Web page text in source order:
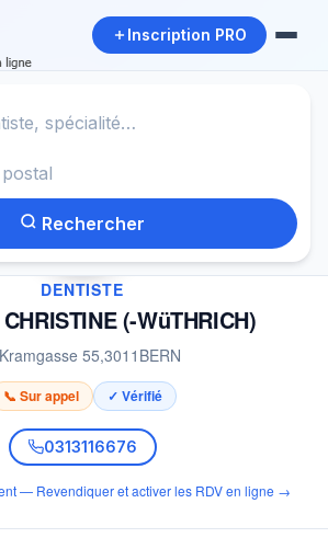
Inscription PRO
Rechercher
✓
DENTISTE
(-WüTHRICH)
Kramgasse 55,3011 BERN
📞 Sur appel ✓ Vérifié
0313116676
— Revendiquer et activer les RDV en ligne →